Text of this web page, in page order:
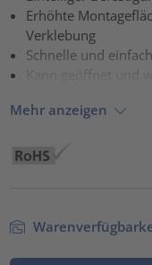
Erhöhte
Verklebung
Schnelle und
Kann geöffnet und
Mehr anzeigen